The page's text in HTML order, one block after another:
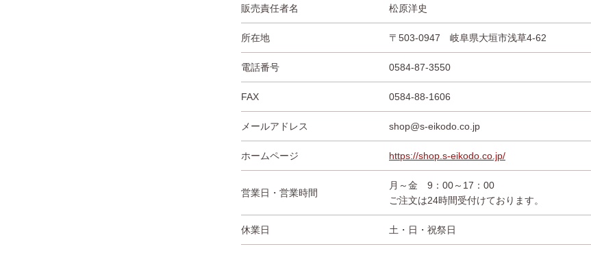
販売責任者名 松原洋史
所在地 〒503-0947 岐阜県大垣市浅草4-62
電話番号 0584-87-3550
FAX 0584-88-1606
メールアドレス shop@s-eikodo.co.jp
ホームページ https://shop.s-eikodo.co.jp/
営業日・営業時間
月～金 9：00～17：00
ご注文は24時間受付けております。
休業日 土・日・祝祭日